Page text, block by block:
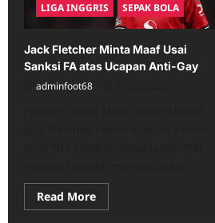
LIGA INGGRIS SEPAK BOLA
Jack Fletcher Minta Maaf Usai
Sanksi FA atas Ucapan Anti-Gay
adminfoot68
Read MoreRead
more